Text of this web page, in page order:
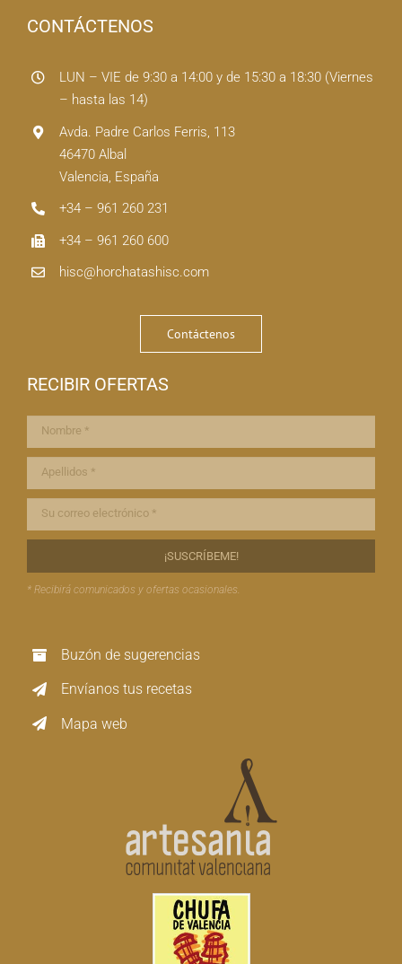
CONTÁCTENOS
LUN – VIE de 9:30 a 14:00 y de 15:30 a 18:30 (Viernes
– hasta las 14)
Avda. Padre Carlos Ferris, 113
46470 Albal
Valencia, España
+34 – 961 260 231
+34 – 961 260 600
hisc@horchatashisc.com
Contáctenos
RECIBIR OFERTAS
* Recibirá comunicados y ofertas ocasionales.
Buzón de sugerencias
Envíanos tus recetas
Mapa web